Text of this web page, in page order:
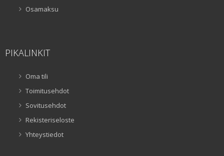
Osamaksu
PIKALINKIT
Oma tili
Toimitusehdot
Sovitusehdot
Rekisteriseloste
Yhteystiedot